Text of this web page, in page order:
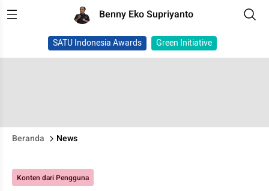
Benny Eko Supriyanto
SATU Indonesia Awards Green Initiative
Beranda News
Konten dari Pengguna